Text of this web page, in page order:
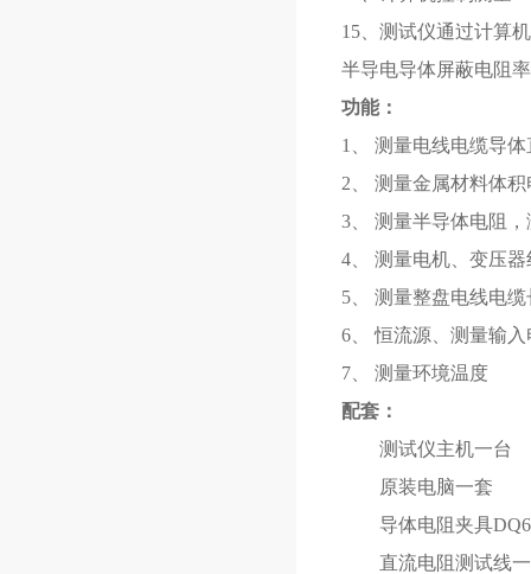
15、测试仪通过计算
半导电导体屏蔽电阻
功能：
1、 测量电线电缆导
2、 测量金属材料体
3、 测量半导体电阻
4、 测量电机、变压
5、 测量整盘电线电
6、 恒流源、测量输入
7、 测量环境温度
配套：
测试仪主机一台
原装电脑一套
导体电阻夹具
直流电阻测试线